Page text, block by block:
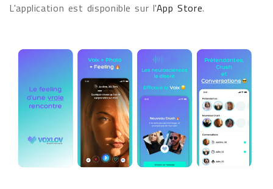
L'application est disponible sur l'App Store.